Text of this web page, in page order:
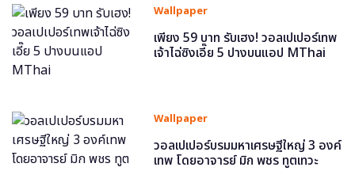
Wallpaper
เพียง 59 บาท รับเฮง! วอลเปเปอร์เทพ
เจ้าไฉ่ซิงเอี๊ย 5 ปางบนแอป MThai
Wallpaper
วอลเปเปอร์บรมมหาเศรษฐีใหญ่ 3 องค์
เทพ โดยอาจารย์ มิก พชร ทูตเทวะ